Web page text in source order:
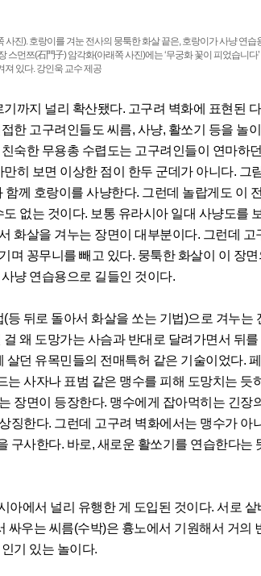
진). 호랑이를 겨눈 전사의 뭉툭한 화살 끝은, 호랑이가 사냥 연습
먼쯔(石門子) 암각화(아래쪽 사진)에는 ‘무궁화 꽃이 피었습니다
져 있다. 강인욱 교수 제공
까지 널리 확산됐다. 고구려 벽화에 표현된
한 고구려인들도 씨름, 사냥, 활쏘기 등을 놀
숙한 무용총 수렵도는 고구려인들이 연마하
히 보면 이상한 점이 한두 군데가 아니다. 그
께 호랑이를 사냥한다. 그런데 놀랍게도 이
없는 것이다. 보통 유라시아 일대 사냥도를
화살을 겨누는 장면이 대부분이다. 그런데 고
며 꽁무니를 빼고 있다. 뭉툭한 화살이 이 장면
냥 연습용으로 길들인 것이다.
뒤로 돌아서 화살을 쏘는 기법)으로 겨누는
왜 도망가는 사슴과 반대로 달려가면서 뒤를
던 유목민들의 전매특허 같은 기술이었다.
사자나 표범 같은 맹수를 피해 도망치는 듯
장면이 등장한다. 맹수에게 잡아먹히는 긴장
징한다. 그런데 고구려 벽화에서는 맹수가 아
구사한다. 바로, 새로운 활쏘기를 연습한다는
아에서 널리 유행한 게 도입된 것이다. 서로 샅
싸우는 씨름(수박)은 흉노에서 기원해서 거의
기 있는 놀이다.